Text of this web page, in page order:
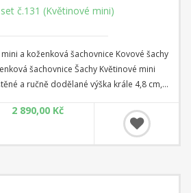
č.131 (Květinové mini)
a koženková šachovnice Kovové šachy
šachovnice Šachy Květinové mini
a ručně dodělané výška krále 4,8 cm,
Čtverec: 2,8 cm
2 890,00 Kč